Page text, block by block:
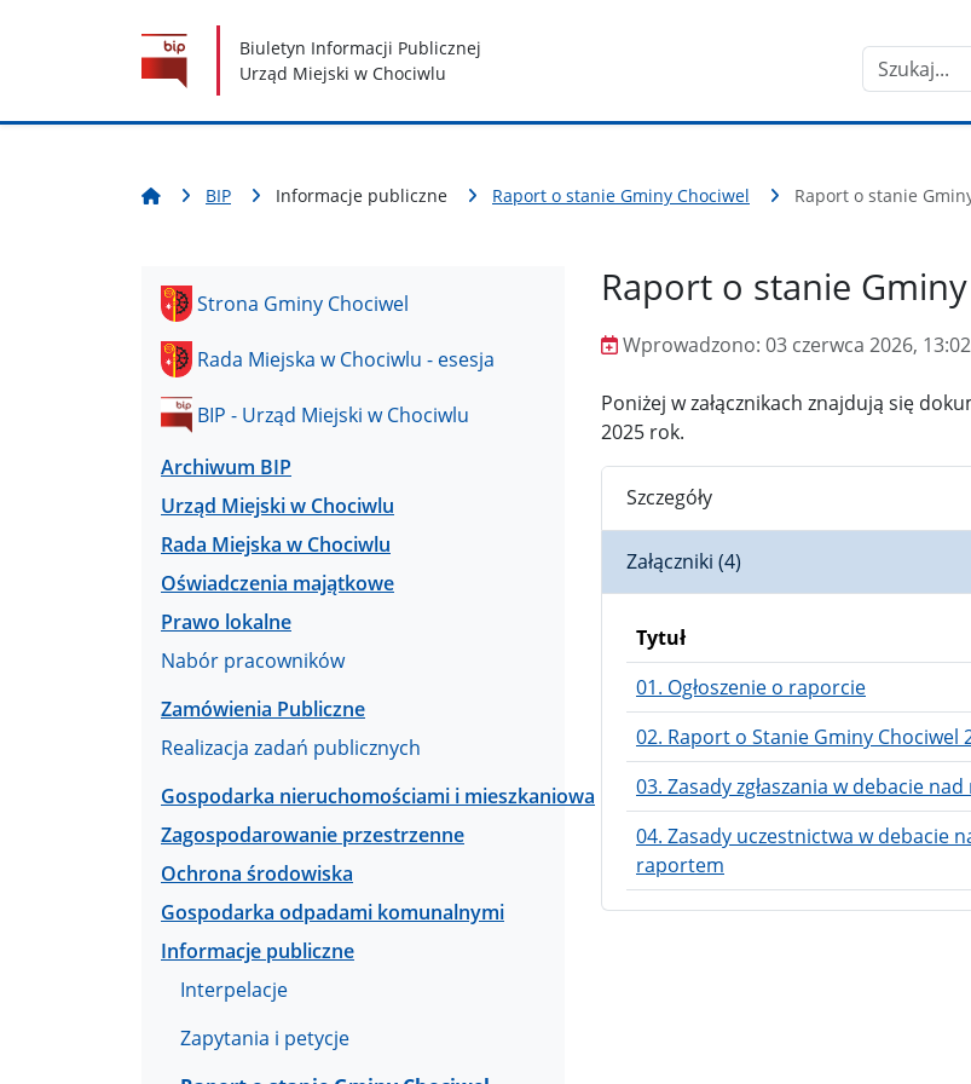
Biuletyn Informacji Publicznej
Urząd Miejski w Chociwlu
Szukaj
BIP Informacje publiczne Raport o stanie Gminy Chociwel Raport o stanie
Strona Gminy Chociwel
Rada Miejska w Chociwlu - esesja
BIP - Urząd Miejski w Chociwlu
Archiwum BIP
Urząd Miejski w Chociwlu
Rada Miejska w Chociwlu
Oświadczenia majątkowe
Prawo lokalne
Nabór pracowników
Zamówienia Publiczne
Realizacja zadań publicznych
Gospodarka nieruchomościami i mieszkaniowa
Zagospodarowanie przestrzenne
Ochrona środowiska
Gospodarka odpadami komunalnymi
Informacje publiczne
Interpelacje
Zapytania i petycje
Raport o stanie
Wprowadzono
Wprowadzono: 03 czerwca 2026, 13:02
Poprawiono
Poniżej w załącznikach znajdują się
2025 rok.
Szczegóły
Załączniki (4)
Tytuł
01. Ogłoszenie o raporcie
02. Raport o Stanie Gminy Chociwel
03. Zasady zgłaszania w debacie
04. Zasady uczestnictwa w debacie
raportem